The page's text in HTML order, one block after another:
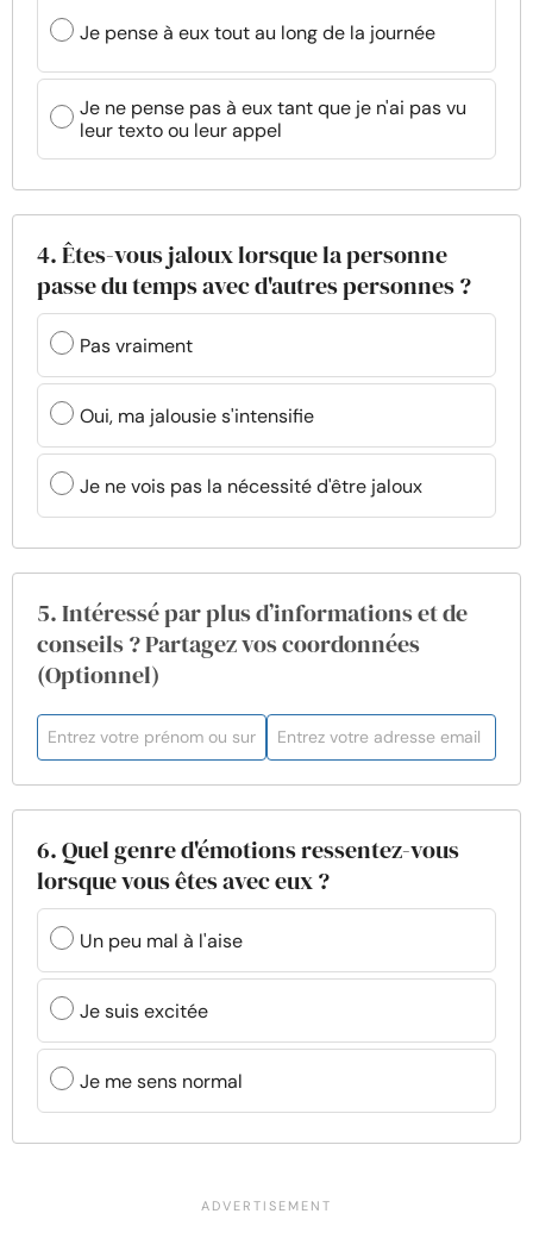
Je pense à eux tout au long de la journée
Je ne pense pas à eux tant que je n'ai pas vu
leur texto ou leur appel
4. Êtes-vous jaloux lorsque la personne
passe du temps avec d'autres personnes ?
Pas vraiment
Oui, ma jalousie s'intensifie
Je ne vois pas la nécessité d'être jaloux
5. Intéressé par plus d’informations et de
conseils ? Partagez vos coordonnées
(Optionnel)
6. Quel genre d'émotions ressentez-vous
lorsque vous êtes avec eux ?
Un peu mal à l'aise
Je suis excitée
Je me sens normal